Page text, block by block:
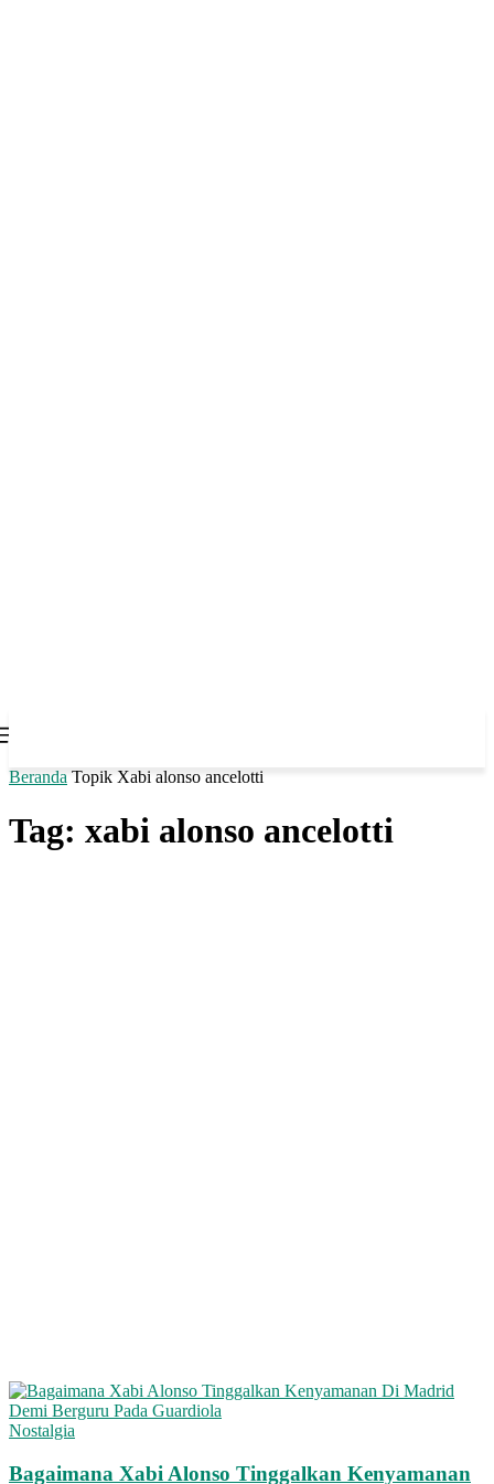
Beranda Topik Xabi alonso ancelotti
Tag: xabi alonso ancelotti
Nostalgia
Bagaimana Xabi Alonso Tinggalkan Kenyamanan